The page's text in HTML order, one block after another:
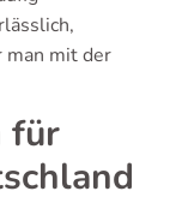
man mit der
für